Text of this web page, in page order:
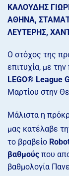
ΚΑΛΟΥΔΗΣ
ΑΘΗΝΑ,
ΛΕΥΤΕΡΗΣ,
Ο στόχος της
επιτυχία, με
LEGO® League
Μαρτίου στην
Μάλιστα η
μας κατέλαβε
το βραβείο
βαθμούς που
βαθμολογία